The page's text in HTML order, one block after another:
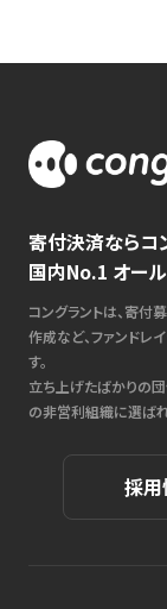
寄付決済ならコ
国内No.1 オー
コングラントは、寄付
作成など、ファンド
す。
立ち上げたばかりの
の非営利組織に選ばれ
採